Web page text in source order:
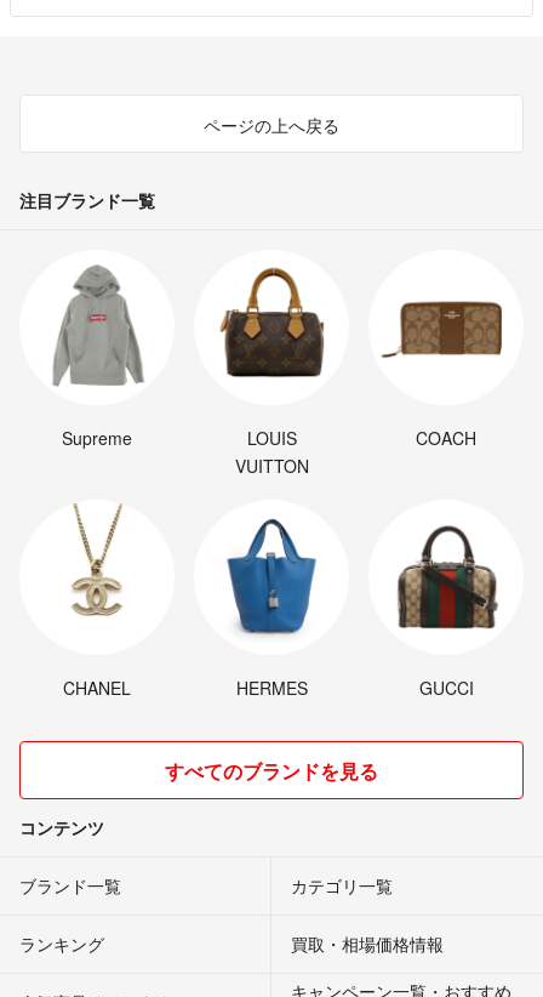
とかげ- 6ヶ月前
ページの上へ戻る
注目ブランド一覧
Supreme
LOUIS
VUITTON
COACH
CHANEL HERMES GUCCI
すべてのブランドを見る
コンテンツ
ブランド一覧 カテゴリ一覧
ランキング 買取・相場価格情報
キャンペーン一覧・おすすめ